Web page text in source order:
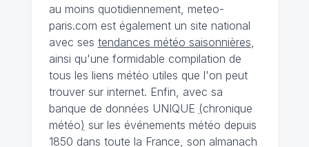
au moins quotidiennement, meteo-
paris.com est également un site national
avec ses tendances météo saisonnières
ainsi qu'une formidable compilation de
tous les liens météo utiles que l'on peut
trouver sur internet. Enfin, avec sa
banque de données UNIQUE (chronique
météo) sur les événements météo depuis
1850 dans toute la France, son almanach